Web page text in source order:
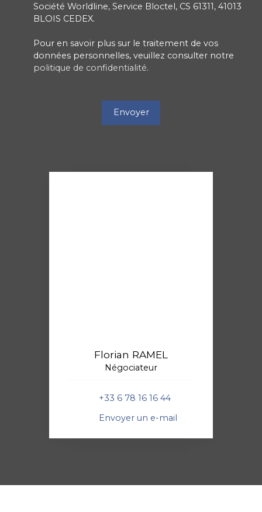
Société Worldline, Service Bloctel, CS 61311, 41013
BLOIS CEDEX.
Pour en savoir plus sur le traitement de vos
données personnelles, veuillez consulter notre
politique de confidentialité.
Envoyer
Florian RAMEL
Négociateur
+33 6 78 16 16 44
Envoyer un e-mail